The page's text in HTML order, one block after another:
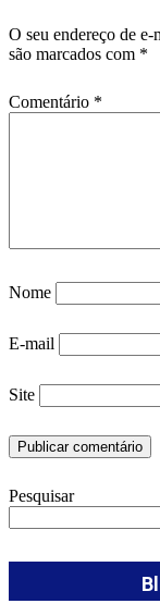
O seu endereço de
são marcados com *
Comentário *
Nome
E-mail
Site
Pesquisar